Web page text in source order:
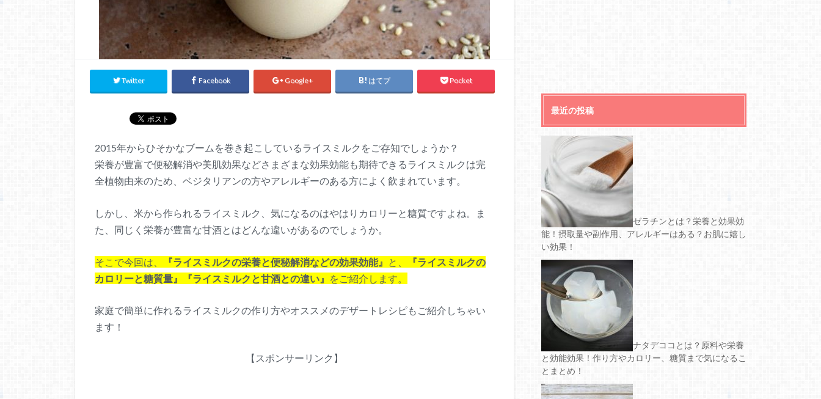
Twitter Facebook Google+ はてブ Pocket
2015年からひそかなブームを巻き起こしているライスミルクをご存知でしょうか？
栄養が豊富で便秘解消や美肌効果などさまざまな効果効能も期待できるライスミルクは完
全植物由来のため、ベジタリアンの方やアレルギーのある方によく飲まれています。
しかし、米から作られるライスミルク、気になるのはやはりカロリーと糖質ですよね。ま
た、同じく栄養が豊富な甘酒とはどんな違いがあるのでしょうか。
そこで今回は、 『ライスミルクの栄養と便秘解消などの効果効能』 と、
『ライスミルクの
カロリーと糖質量』
『ライスミルクと甘酒との違い』 をご紹介します。
家庭で簡単に作れるライスミルクの作り方やオススメのデザートレシピもご紹介しちゃい
ます！
【スポンサーリンク】
最近の投稿
ゼラチンとは？栄養と効果効
能！摂取量や副作用、アレルギーはある？お肌に嬉し
い効果！
ナタデココとは？原料や栄養
と効能効果！作り方やカロリー、糖質まで気になるこ
とまとめ！